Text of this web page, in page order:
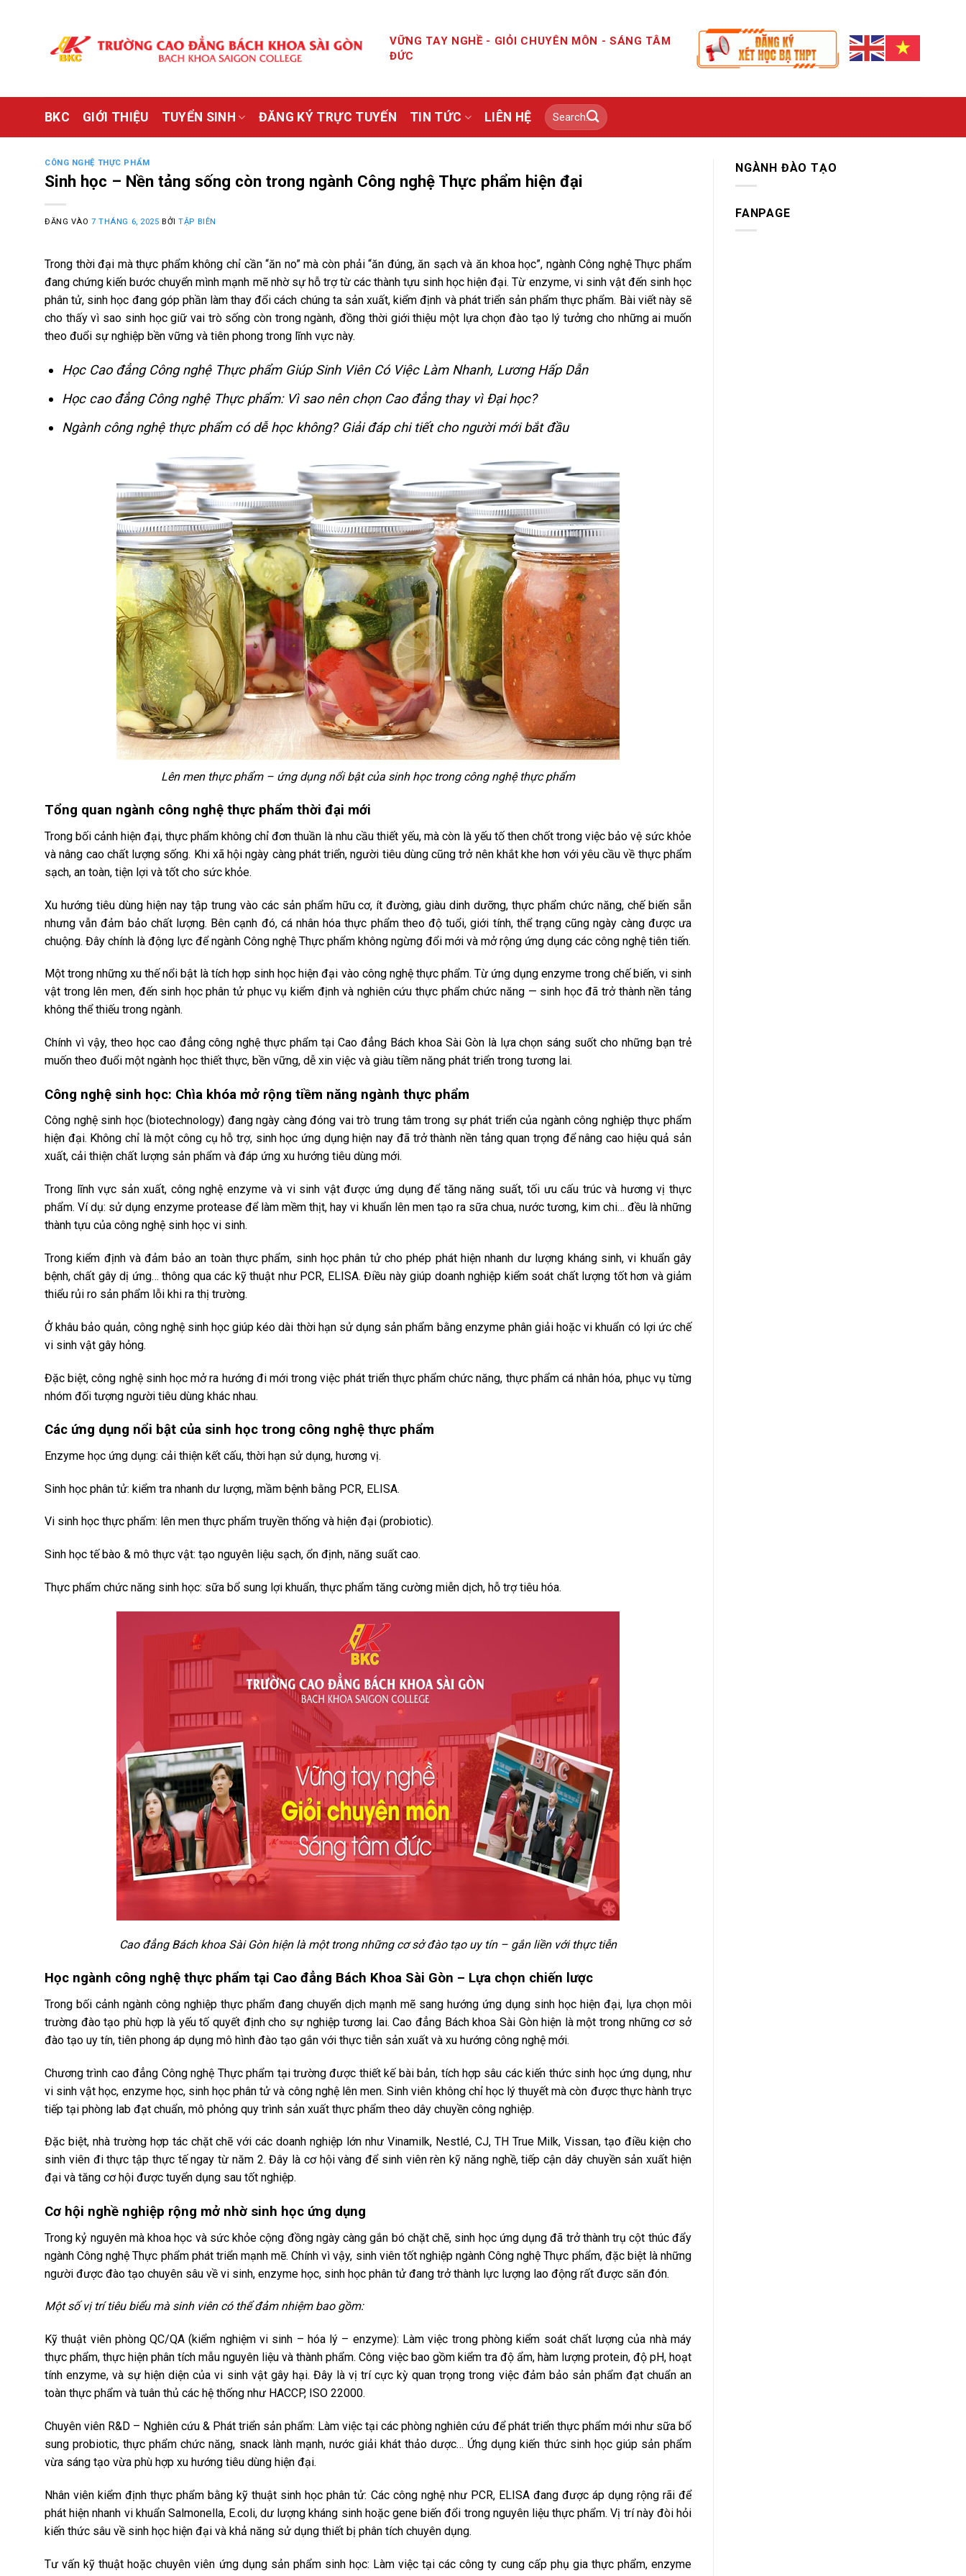
VỮNG TAY NGHỀ - GIỎI CHUYÊN MÔN - SÁNG TÂM
ĐỨC
BKC GIỚI THIỆU TUYỂN SINH ĐĂNG KÝ TRỰC TUYẾN TIN TỨC LIÊN HỆ
CÔNG NGHỆ THỰC PHẨM
Sinh học – Nền tảng sống còn trong ngành Công nghệ Thực phẩm hiện đại
ĐĂNG VÀO7 THÁNG 6, 2025 BỞITẬP BIÊN
Trong thời đại mà thực phẩm không chỉ cần “ăn no” mà còn phải “ăn đúng, ăn sạch và ăn khoa học”, ngành Công nghệ Thực phẩm
đang chứng kiến bước chuyển mình mạnh mẽ nhờ sự hỗ trợ từ các thành tựu sinh học hiện đại. Từ enzyme, vi sinh vật đến sinh học
phân tử, sinh học đang góp phần làm thay đổi cách chúng ta sản xuất, kiểm định và phát triển sản phẩm thực phẩm. Bài viết này sẽ
cho thấy vì sao sinh học giữ vai trò sống còn trong ngành, đồng thời giới thiệu một lựa chọn đào tạo lý tưởng cho những ai muốn
theo đuổi sự nghiệp bền vững và tiên phong trong lĩnh vực này.
Học Cao đẳng Công nghệ Thực phẩm Giúp Sinh Viên Có Việc Làm Nhanh, Lương Hấp Dẫn
Học cao đẳng Công nghệ Thực phẩm: Vì sao nên chọn Cao đẳng thay vì Đại học?
Ngành công nghệ thực phẩm có dễ học không? Giải đáp chi tiết cho người mới bắt đầu
Lên men thực phẩm – ứng dụng nổi bật của sinh học trong công nghệ thực phẩm
Tổng quan ngành công nghệ thực phẩm thời đại mới
Trong bối cảnh hiện đại, thực phẩm không chỉ đơn thuần là nhu cầu thiết yếu, mà còn là yếu tố then chốt trong việc bảo vệ sức khỏe
và nâng cao chất lượng sống. Khi xã hội ngày càng phát triển, người tiêu dùng cũng trở nên khắt khe hơn với yêu cầu về thực phẩm
sạch, an toàn, tiện lợi và tốt cho sức khỏe.
Xu hướng tiêu dùng hiện nay tập trung vào các sản phẩm hữu cơ, ít đường, giàu dinh dưỡng, thực phẩm chức năng, chế biến sẵn
nhưng vẫn đảm bảo chất lượng. Bên cạnh đó, cá nhân hóa thực phẩm theo độ tuổi, giới tính, thể trạng cũng ngày càng được ưa
chuộng. Đây chính là động lực để ngành Công nghệ Thực phẩm không ngừng đổi mới và mở rộng ứng dụng các công nghệ tiên tiến.
Một trong những xu thế nổi bật là tích hợp sinh học hiện đại vào công nghệ thực phẩm. Từ ứng dụng enzyme trong chế biến, vi sinh
vật trong lên men, đến sinh học phân tử phục vụ kiểm định và nghiên cứu thực phẩm chức năng — sinh học đã trở thành nền tảng
không thể thiếu trong ngành.
Chính vì vậy, theo học cao đẳng công nghệ thực phẩm tại Cao đẳng Bách khoa Sài Gòn là lựa chọn sáng suốt cho những bạn trẻ
muốn theo đuổi một ngành học thiết thực, bền vững, dễ xin việc và giàu tiềm năng phát triển trong tương lai.
Công nghệ sinh học: Chìa khóa mở rộng tiềm năng ngành thực phẩm
Công nghệ sinh học (biotechnology) đang ngày càng đóng vai trò trung tâm trong sự phát triển của ngành công nghiệp thực phẩm
hiện đại. Không chỉ là một công cụ hỗ trợ, sinh học ứng dụng hiện nay đã trở thành nền tảng quan trọng để nâng cao hiệu quả sản
xuất, cải thiện chất lượng sản phẩm và đáp ứng xu hướng tiêu dùng mới.
Trong lĩnh vực sản xuất, công nghệ enzyme và vi sinh vật được ứng dụng để tăng năng suất, tối ưu cấu trúc và hương vị thực
phẩm. Ví dụ: sử dụng enzyme protease để làm mềm thịt, hay vi khuẩn lên men tạo ra sữa chua, nước tương, kim chi… đều là những
thành tựu của công nghệ sinh học vi sinh.
Trong kiểm định và đảm bảo an toàn thực phẩm, sinh học phân tử cho phép phát hiện nhanh dư lượng kháng sinh, vi khuẩn gây
bệnh, chất gây dị ứng… thông qua các kỹ thuật như PCR, ELISA. Điều này giúp doanh nghiệp kiểm soát chất lượng tốt hơn và giảm
thiểu rủi ro sản phẩm lỗi khi ra thị trường.
Ở khâu bảo quản, công nghệ sinh học giúp kéo dài thời hạn sử dụng sản phẩm bằng enzyme phân giải hoặc vi khuẩn có lợi ức chế
vi sinh vật gây hỏng.
Đặc biệt, công nghệ sinh học mở ra hướng đi mới trong việc phát triển thực phẩm chức năng, thực phẩm cá nhân hóa, phục vụ từng
nhóm đối tượng người tiêu dùng khác nhau.
Các ứng dụng nổi bật của sinh học trong công nghệ thực phẩm
Enzyme học ứng dụng: cải thiện kết cấu, thời hạn sử dụng, hương vị.
Sinh học phân tử: kiểm tra nhanh dư lượng, mầm bệnh bằng PCR, ELISA.
Vi sinh học thực phẩm: lên men thực phẩm truyền thống và hiện đại (probiotic).
Sinh học tế bào & mô thực vật: tạo nguyên liệu sạch, ổn định, năng suất cao.
Thực phẩm chức năng sinh học: sữa bổ sung lợi khuẩn, thực phẩm tăng cường miễn dịch, hỗ trợ tiêu hóa.
Cao đẳng Bách khoa Sài Gòn hiện là một trong những cơ sở đào tạo uy tín – gắn liền với thực tiễn
Học ngành công nghệ thực phẩm tại Cao đẳng Bách Khoa Sài Gòn – Lựa chọn chiến lược
Trong bối cảnh ngành công nghiệp thực phẩm đang chuyển dịch mạnh mẽ sang hướng ứng dụng sinh học hiện đại, lựa chọn môi
trường đào tạo phù hợp là yếu tố quyết định cho sự nghiệp tương lai. Cao đẳng Bách khoa Sài Gòn hiện là một trong những cơ sở
đào tạo uy tín, tiên phong áp dụng mô hình đào tạo gắn với thực tiễn sản xuất và xu hướng công nghệ mới.
Chương trình cao đẳng Công nghệ Thực phẩm tại trường được thiết kế bài bản, tích hợp sâu các kiến thức sinh học ứng dụng, như
vi sinh vật học, enzyme học, sinh học phân tử và công nghệ lên men. Sinh viên không chỉ học lý thuyết mà còn được thực hành trực
tiếp tại phòng lab đạt chuẩn, mô phỏng quy trình sản xuất thực phẩm theo dây chuyền công nghiệp.
Đặc biệt, nhà trường hợp tác chặt chẽ với các doanh nghiệp lớn như Vinamilk, Nestlé, CJ, TH True Milk, Vissan, tạo điều kiện cho
sinh viên đi thực tập thực tế ngay từ năm 2. Đây là cơ hội vàng để sinh viên rèn kỹ năng nghề, tiếp cận dây chuyền sản xuất hiện
đại và tăng cơ hội được tuyển dụng sau tốt nghiệp.
Cơ hội nghề nghiệp rộng mở nhờ sinh học ứng dụng
Trong kỷ nguyên mà khoa học và sức khỏe cộng đồng ngày càng gắn bó chặt chẽ, sinh học ứng dụng đã trở thành trụ cột thúc đẩy
ngành Công nghệ Thực phẩm phát triển mạnh mẽ. Chính vì vậy, sinh viên tốt nghiệp ngành Công nghệ Thực phẩm, đặc biệt là những
người được đào tạo chuyên sâu về vi sinh, enzyme học, sinh học phân tử đang trở thành lực lượng lao động rất được săn đón.
Một số vị trí tiêu biểu mà sinh viên có thể đảm nhiệm bao gồm:
Kỹ thuật viên phòng QC/QA (kiểm nghiệm vi sinh – hóa lý – enzyme): Làm việc trong phòng kiểm soát chất lượng của nhà máy
thực phẩm, thực hiện phân tích mẫu nguyên liệu và thành phẩm. Công việc bao gồm kiểm tra độ ẩm, hàm lượng protein, độ pH, hoạt
tính enzyme, và sự hiện diện của vi sinh vật gây hại. Đây là vị trí cực kỳ quan trọng trong việc đảm bảo sản phẩm đạt chuẩn an
toàn thực phẩm và tuân thủ các hệ thống như HACCP, ISO 22000.
Chuyên viên R&D – Nghiên cứu & Phát triển sản phẩm: Làm việc tại các phòng nghiên cứu để phát triển thực phẩm mới như sữa bổ
sung probiotic, thực phẩm chức năng, snack lành mạnh, nước giải khát thảo dược… Ứng dụng kiến thức sinh học giúp sản phẩm
vừa sáng tạo vừa phù hợp xu hướng tiêu dùng hiện đại.
Nhân viên kiểm định thực phẩm bằng kỹ thuật sinh học phân tử: Các công nghệ như PCR, ELISA đang được áp dụng rộng rãi để
phát hiện nhanh vi khuẩn Salmonella, E.coli, dư lượng kháng sinh hoặc gene biến đổi trong nguyên liệu thực phẩm. Vị trí này đòi hỏi
kiến thức sâu về sinh học hiện đại và khả năng sử dụng thiết bị phân tích chuyên dụng.
Tư vấn kỹ thuật hoặc chuyên viên ứng dụng sản phẩm sinh học: Làm việc tại các công ty cung cấp phụ gia thực phẩm, enzyme
NGÀNH ĐÀO TẠO
FANPAGE